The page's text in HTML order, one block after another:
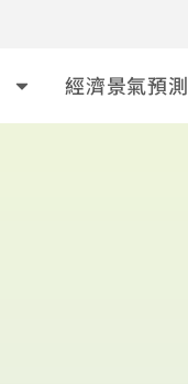
經濟景氣預測